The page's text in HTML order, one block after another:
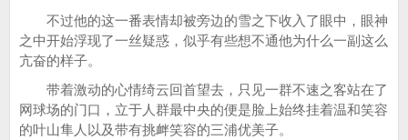
不过他的这一番表情却被旁边的雪之下收入了眼中，眼神
之中开始浮现了一丝疑惑，似乎有些想不通他为什么一副这么
亢奋的样子。
带着激动的心情绮云回首望去，只见一群不速之客站在了
网球场的门口，立于人群最中央的便是脸上始终挂着温和笑容
的叶山隼人以及带有挑衅笑容的三浦优美子。